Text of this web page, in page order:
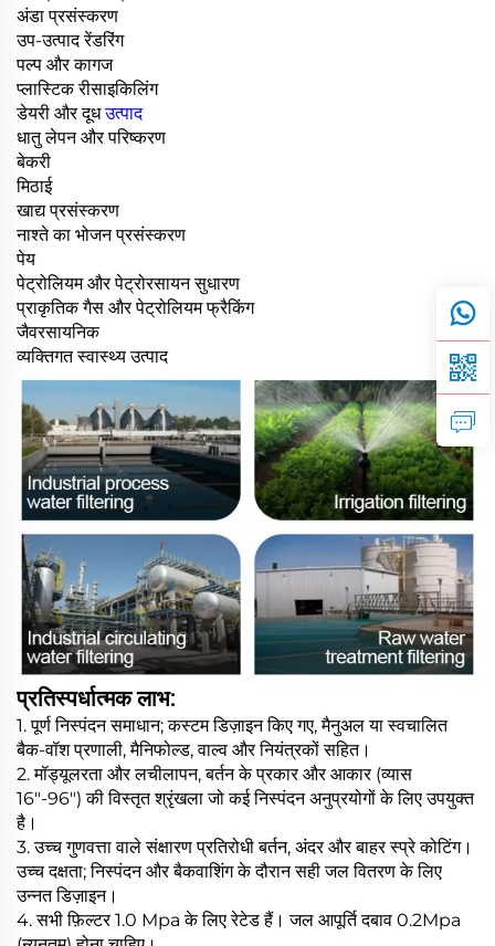
अंडा प्रसंस्करण
उप-उत्पाद रेंडरिंग
पल्प और कागज
प्लास्टिक रीसाइकिलिंग
डेयरी और दूधउत्पाद
धातु लेपन और परिष्करण
बेकरी
मिठाई
खाद्य प्रसंस्करण
नाश्ते का भोजन प्रसंस्करण
पेय
पेट्रोलियम और पेट्रोरसायन सुधारण
प्राकृतिक गैस और पेट्रोलियम फ्रैकिंग
जैवरसायनिक
व्यक्तिगत स्वास्थ्य उत्पाद
प्रतिस्पर्धात्मक लाभ:
1. पूर्ण निस्पंदन समाधान; कस्टम डिज़ाइन किए गए, मैनुअल या स्वचालित
बैक-वॉश प्रणाली, मैनिफोल्ड, वाल्व और नियंत्रकों सहित।
2. मॉड्यूलरता और लचीलापन, बर्तन के प्रकार और आकार (व्यास
16"-96") की विस्तृत श्रृंखला जो कई निस्पंदन अनुप्रयोगों के लिए उपयुक्त
है।
3. उच्च गुणवत्ता वाले संक्षारण प्रतिरोधी बर्तन, अंदर और बाहर स्प्रे कोटिंग।
उच्च दक्षता; निस्पंदन और बैकवाशिंग के दौरान सही जल वितरण के लिए
उन्नत डिज़ाइन।
4. सभी फ़िल्टर 1.0 Mpa के लिए रेटेड हैं। जल आपूर्ति दबाव 0.2Mpa